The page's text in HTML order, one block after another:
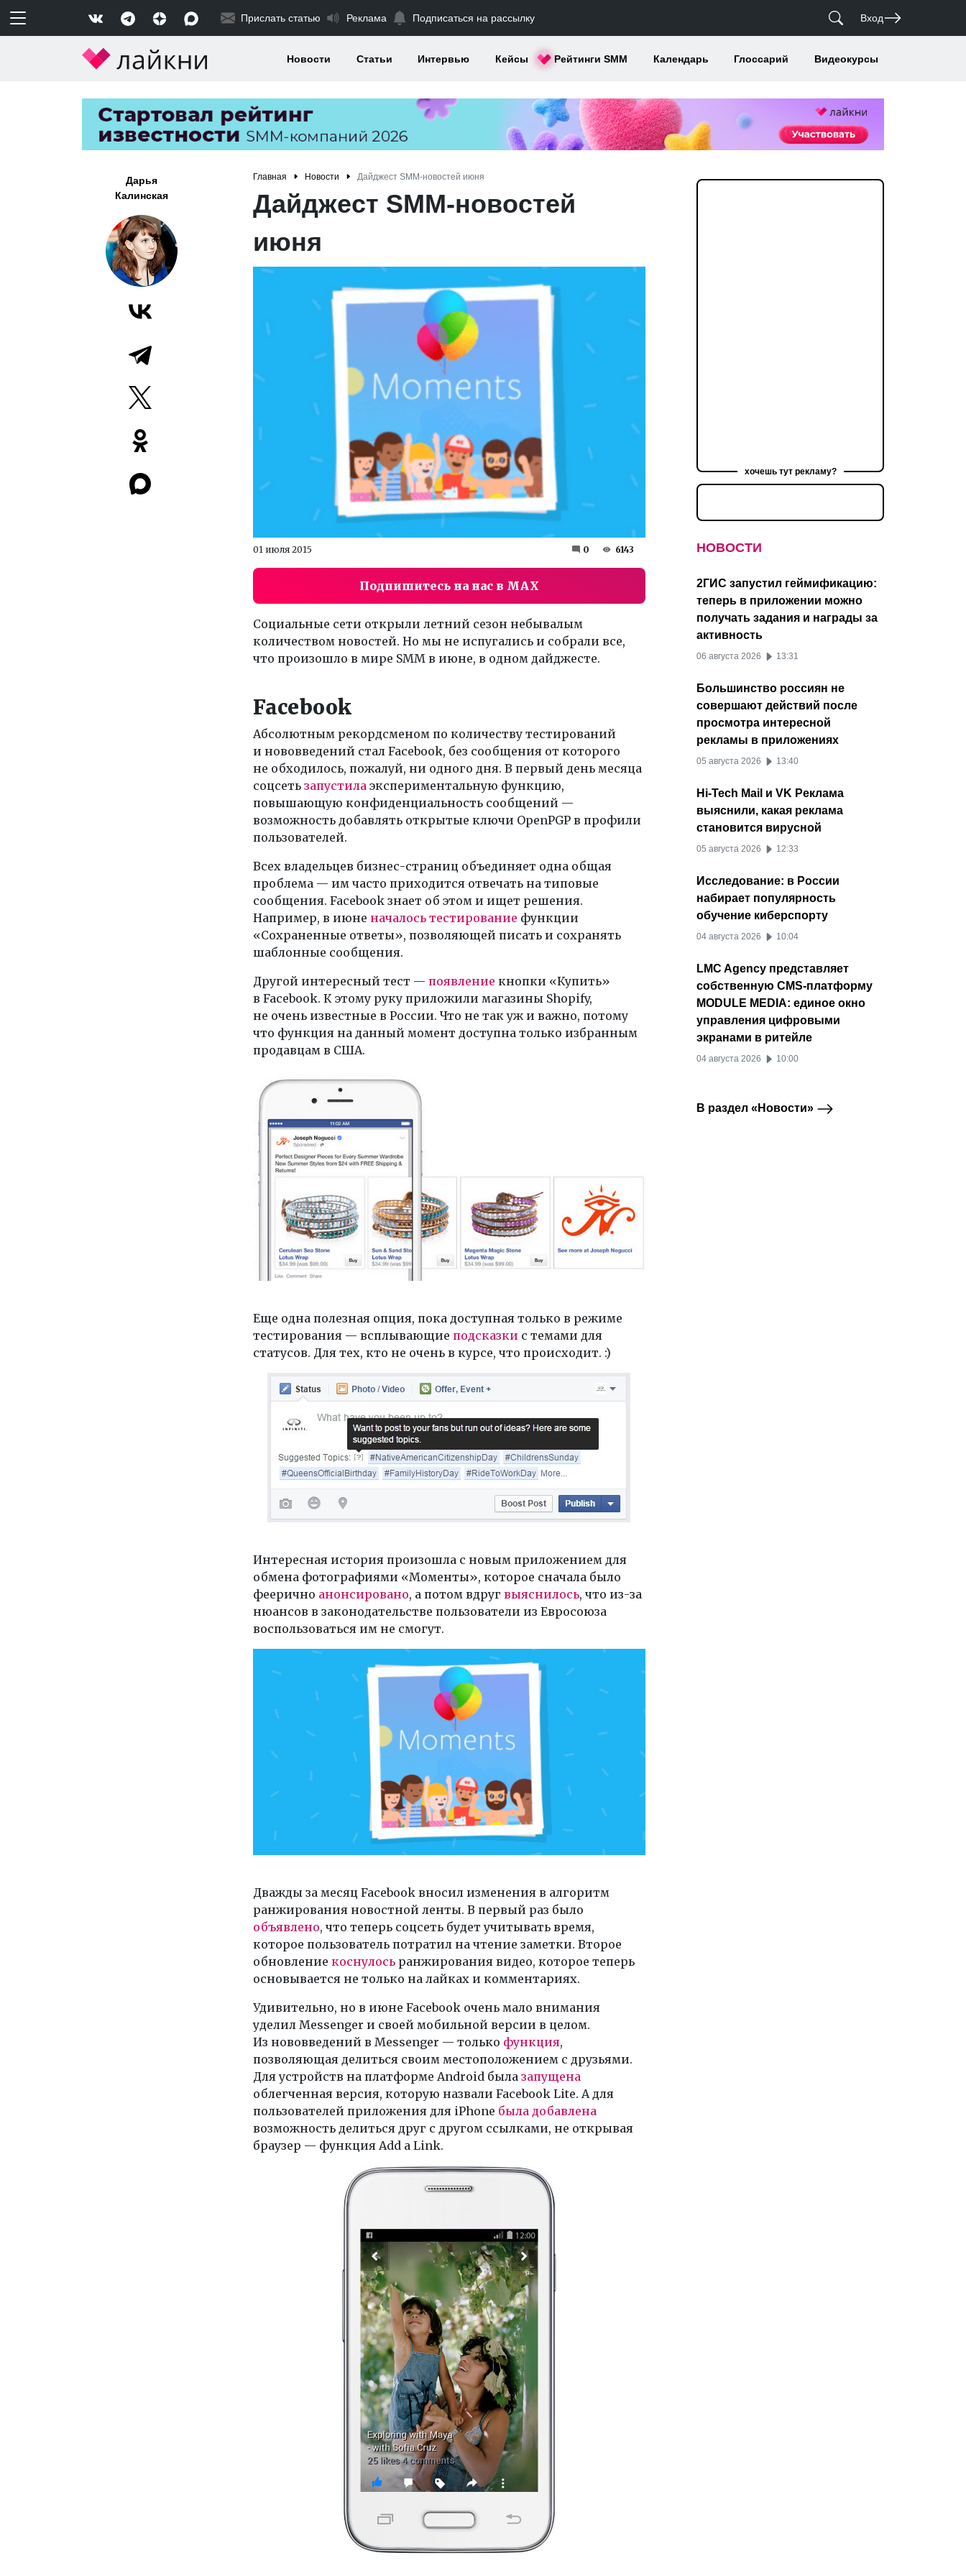
Прислать статью Реклама Подписаться на рассылку Вход
Новости Статьи Интервью Кейсы Рейтинги SMM Календарь Глоссарий Видеокурсы
Дарья
Калинская
Главная Новости Дайджест SMM-новостей июня
Дайджест SMM-новостей
июня
01 июля 2015 0 6143
Подпишитесь на нас в MAX
Социальные сети открыли летний сезон небывалым
количеством новостей. Но мы не испугались и собрали все,
что произошло в мире SMM в июне, в одном дайджесте.
Facebook
Абсолютным рекордсменом по количеству тестирований
и нововведений стал Facebook, без сообщения от которого
не обходилось, пожалуй, ни одного дня. В первый день месяца
соцсеть запустила экспериментальную функцию,
повышающую конфиденциальность сообщений —
возможность добавлять открытые ключи OpenPGP в профили
пользователей.
Всех владельцев бизнес-страниц объединяет одна общая
проблема — им часто приходится отвечать на типовые
сообщения. Facebook знает об этом и ищет решения.
Например, в июне началось тестирование функции
«Сохраненные ответы», позволяющей писать и сохранять
шаблонные сообщения.
Другой интересный тест — появление кнопки «Купить»
в Facebook. К этому руку приложили магазины Shopify,
не очень известные в России. Что не так уж и важно, потому
что функция на данный момент доступна только избранным
продавцам в США.
Еще одна полезная опция, пока доступная только в режиме
тестирования — всплывающие подсказки с темами для
статусов. Для тех, кто не очень в курсе, что происходит. :)
Интересная история произошла с новым приложением для
обмена фотографиями «Моменты», которое сначала было
феерично анонсировано, а потом вдруг выяснилось, что из-за
нюансов в законодательстве пользователи из Евросоюза
воспользоваться им не смогут.
Дважды за месяц Facebook вносил изменения в алгоритм
ранжирования новостной ленты. В первый раз было
объявлено, что теперь соцсеть будет учитывать время,
которое пользователь потратил на чтение заметки. Второе
обновление коснулосьранжирования видео, которое теперь
основывается не только на лайках и комментариях.
Удивительно, но в июне Facebook очень мало внимания
уделил Messenger и своей мобильной версии в целом.
Из нововведений в Messenger — только функция,
позволяющая делиться своим местоположением с друзьями.
Для устройств на платформе Android была запущена
облегченная версия, которую назвали Facebook Lite. А для
пользователей приложения для iPhone была добавлена
возможность делиться друг с другом ссылками, не открывая
браузер — функция Add a Link.
хочешь тут рекламу?
НОВОСТИ
2ГИС запустил геймификацию:
теперь в приложении можно
получать задания и награды за
активность
06 августа 2026 13:31
Большинство россиян не
совершают действий после
просмотра интересной
рекламы в приложениях
05 августа 2026 13:40
Hi-Tech Mail и VK Реклама
выяснили, какая реклама
становится вирусной
05 августа 2026 12:33
Исследование: в России
набирает популярность
обучение киберспорту
04 августа 2026 10:04
LMC Agency представляет
собственную CMS-платформу
MODULE MEDIA: единое окно
управления цифровыми
экранами в ритейле
04 августа 2026 10:00
В раздел «Новости»